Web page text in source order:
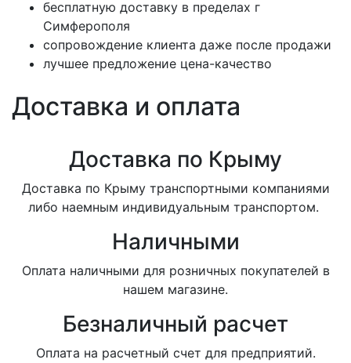
бесплатную доставку в пределах г
Симферополя
сопровождение клиента даже после продажи
лучшее предложение цена-качество
Доставка и оплата
Доставка по Крыму
Доставка по Крыму транспортными компаниями
либо наемным индивидуальным транспортом.
Наличными
Оплата наличными для розничных покупателей в
нашем магазине.
Безналичный расчет
Оплата на расчетный счет для предприятий.